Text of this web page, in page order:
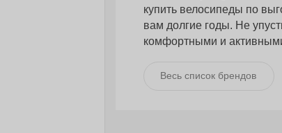
купить велосипеды по
вам долгие годы. Не
комфортными и
Весь список брендов